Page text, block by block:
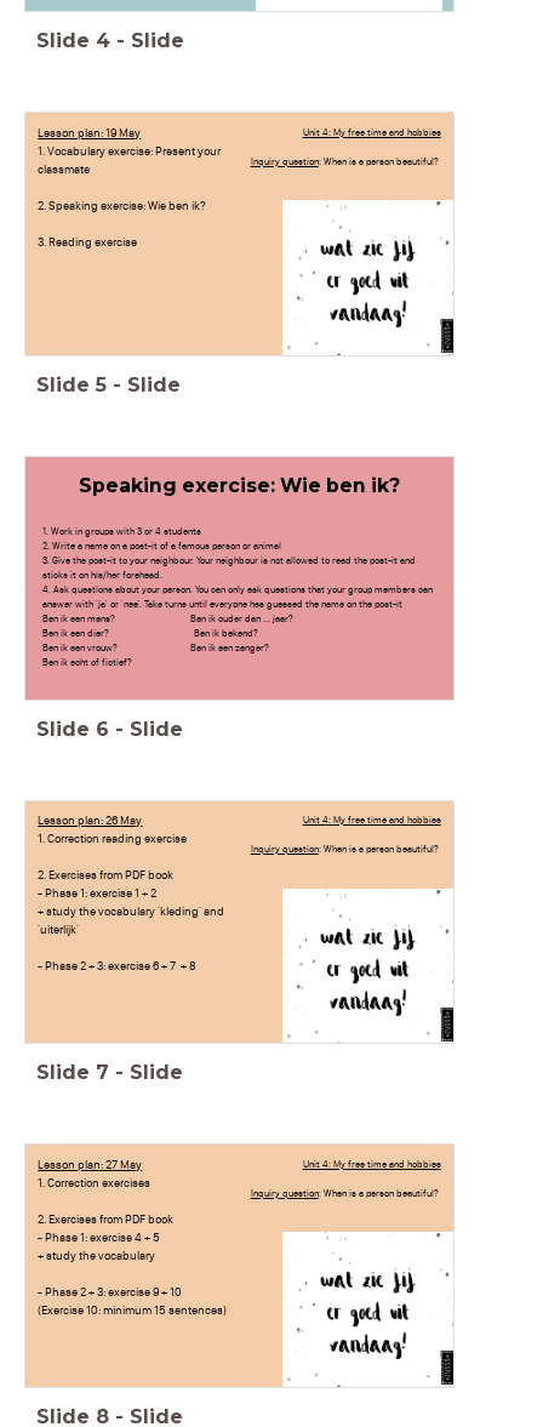
Slide 4 - Slide
Lesson plan: 19 May
1. Vocabulary exercise: Present your
classmate
2. Speaking exercise: Wie ben ik?
3. Reading exercise
Unit 4: My free time and hobbies
Inquiry question: When is a person beautiful?
Slide 5 - Slide
Speaking exercise: Wie ben ik?
1. Work in groups with 3 or 4 students
2. Write a name on a post-it of a famous person or animal
3. Give the post-it to your neighbour. Your neighbour is not allowed to read the post-it and
sticks it on his/her forehead.
4. Ask questions about your person. You can only ask questions that your group members can
answer with 'ja' or 'nee'. Take turns until everyone has guessed the name on the post-it
Ben ik een mens? Ben ik ouder dan ... jaar?
Ben ik een dier? Ben ik bekend?
Ben ik een vrouw? Ben ik een zanger?
Ben ik echt of fictief?
Praat ik Engels?
Slide 6 - Slide
Lesson plan: 26 May
1. Correction reading exercise
2. Exercises from PDF book
- Phase 1: exercise 1 + 2
+ study the vocabulary 'kleding' and
'uiterlijk'
- Phase 2 + 3: exercise 6 + 7 + 8
Unit 4: My free time and hobbies
Inquiry question: When is a person beautiful?
Slide 7 - Slide
Lesson plan: 27 May
1. Correction exercises
2. Exercises from PDF book
- Phase 1: exercise 4 + 5
+ study the vocabulary
- Phase 2 + 3: exercise 9 + 10
(Exercise 10: minimum 15 sentences)
Unit 4: My free time and hobbies
Inquiry question: When is a person beautiful?
Slide 8 - Slide